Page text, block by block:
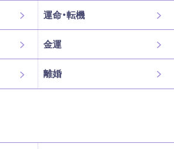
運命・転機
金運
離婚